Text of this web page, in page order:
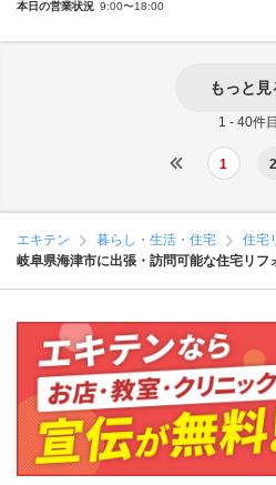
本日の営業状況 9:00〜18:00
もっと見
1 - 40件目
1 2
エキテン 暮らし・生活・住宅
住宅
岐阜県海津市に出張・訪問可能な住宅リフ